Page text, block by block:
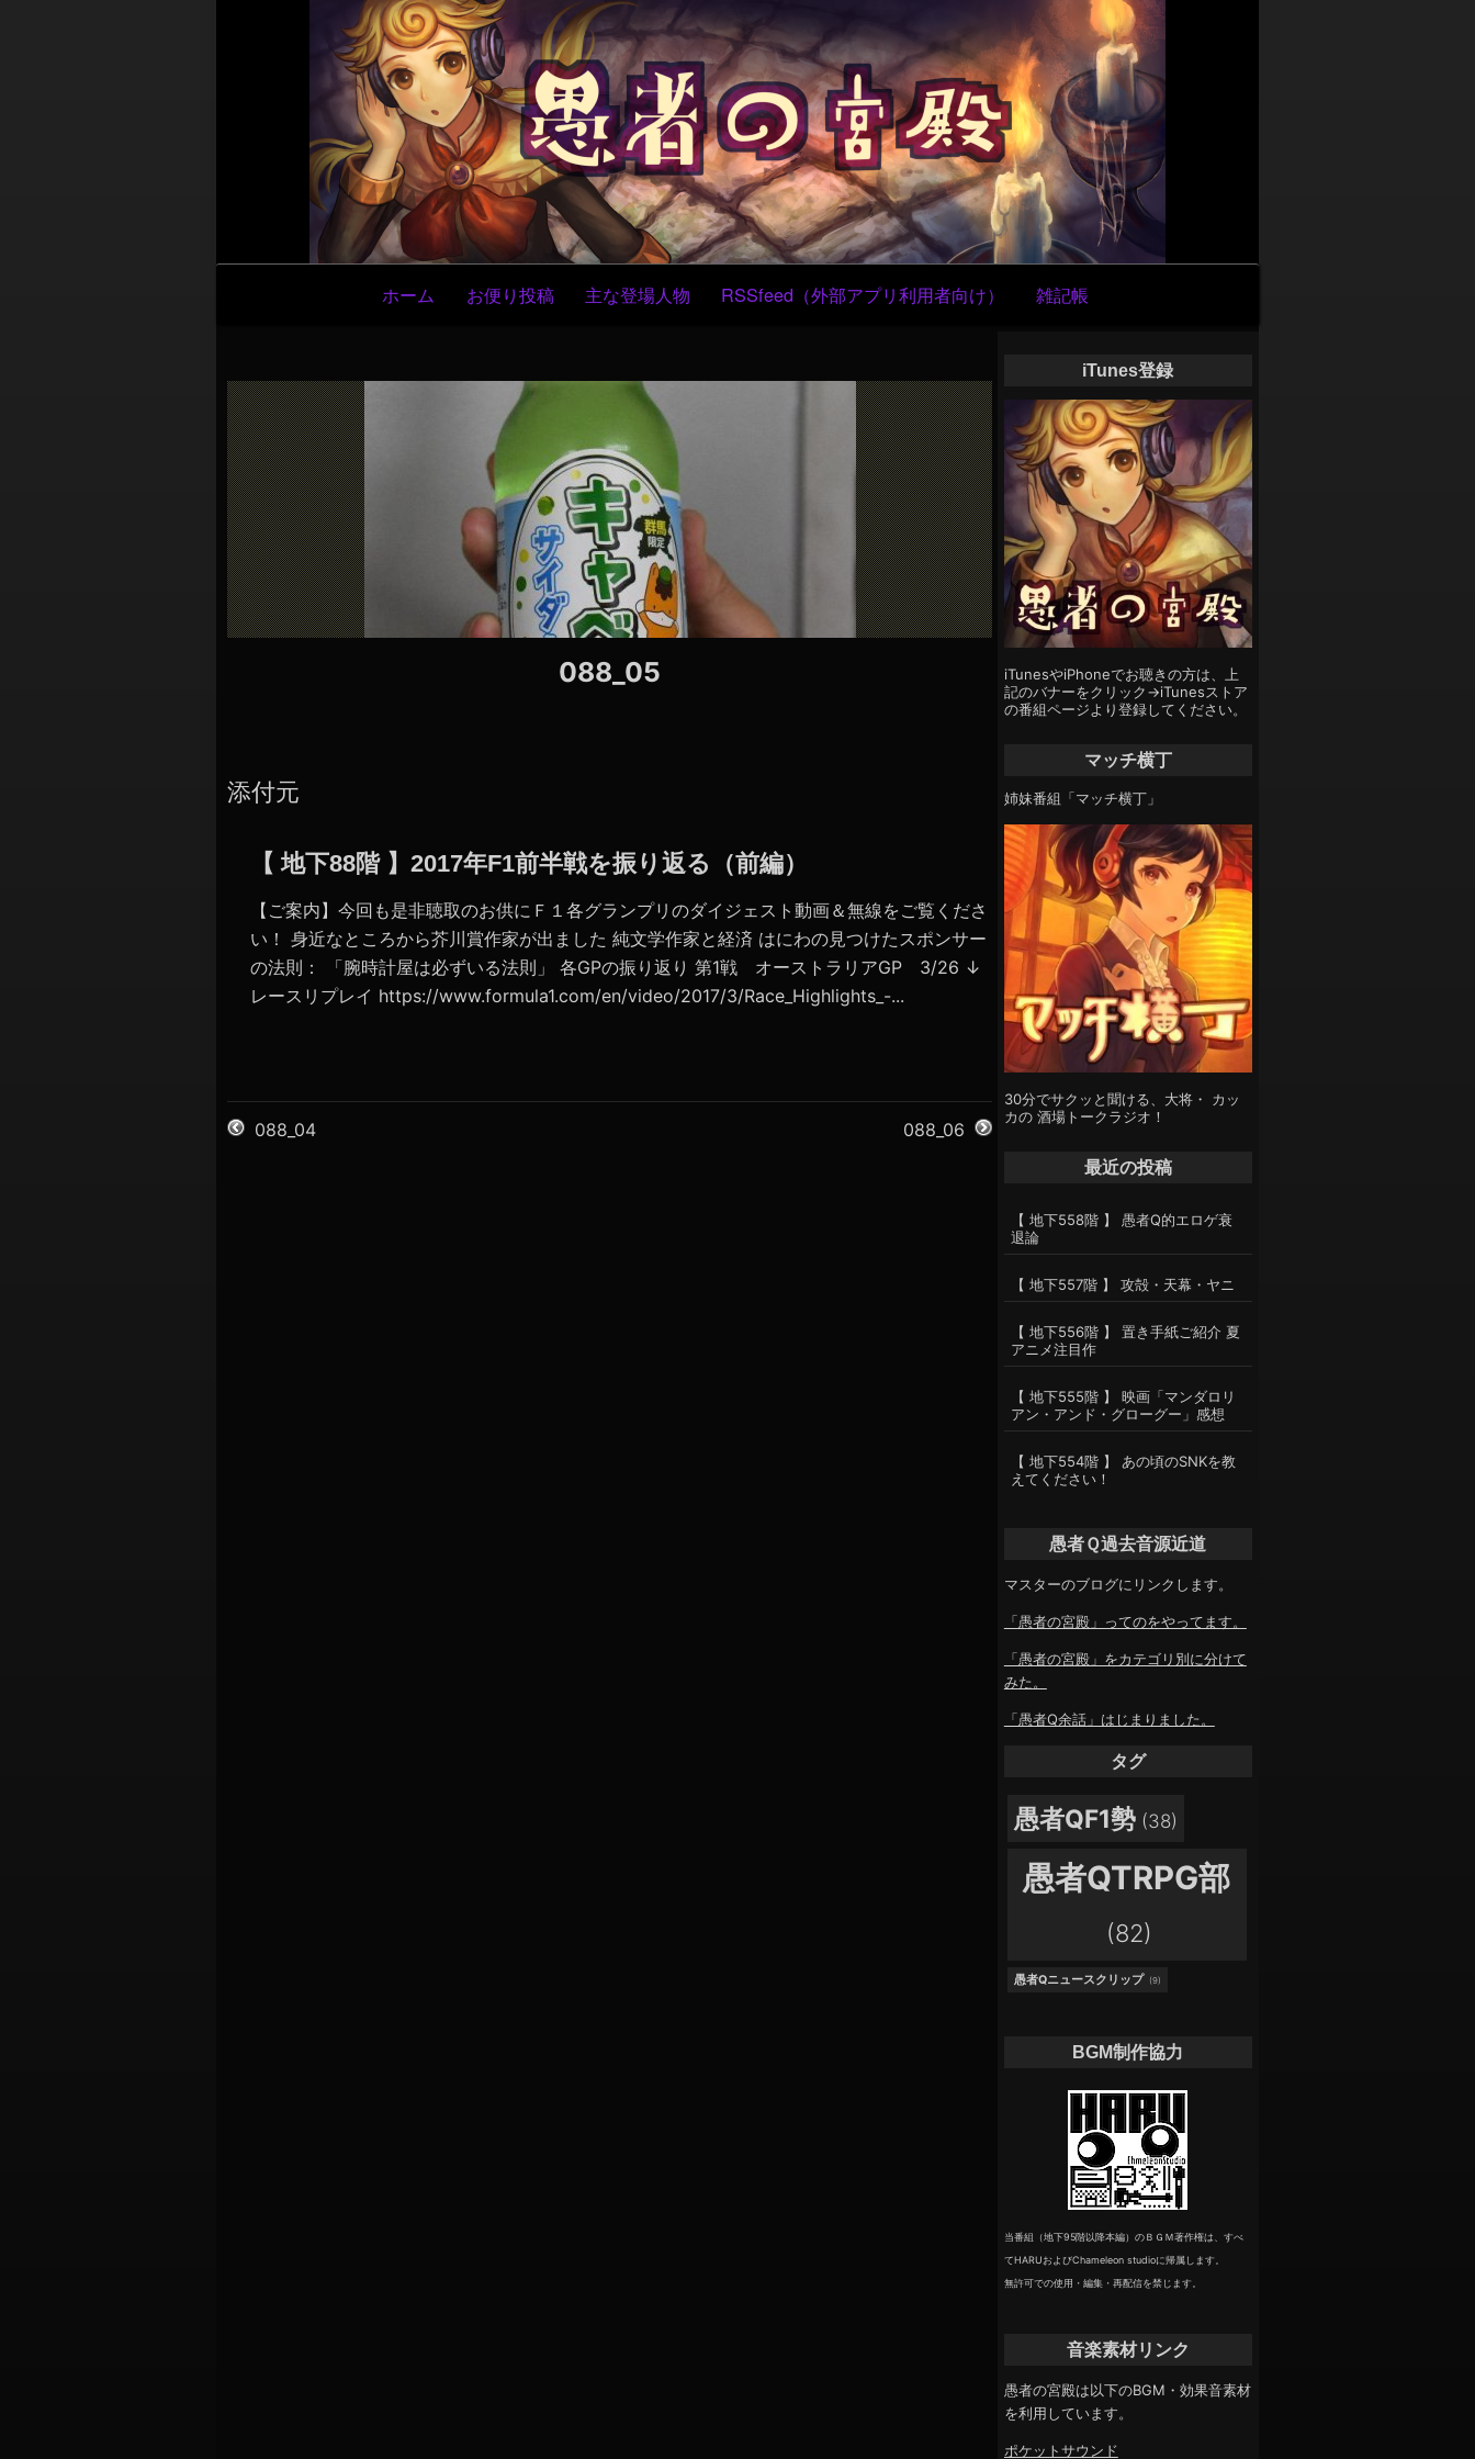
ン
テ
ン
ツ
へ
ス
キ
ッ
プ
ナ
ビ
ゲ
ー
シ
ョ
ン
ホーム お便り投稿 主な登場人物 RSSfeed（外部アプリ利用者向け） 雑記帳
088_05
添付元
【 地下88階 】2017年F1前半戦を振り返る（前編）
【ご案内】今回も是非聴取のお供にＦ１各グランプリのダイジェスト動画＆無線をご覧くださ
い！ 身近なところから芥川賞作家が出ました 純文学作家と経済 はにわの見つけたスポンサー
の法則： 「腕時計屋は必ずいる法則」 各GPの振り返り 第1戦 オーストラリアGP 3/26 ↓
レースリプレイ https://www.formula1.com/en/video/2017/3/Race_Highlights_-...
088_04 088_06
iTunes登録
iTunesやiPhoneでお聴きの方は、上
記のバナーをクリック→iTunesストア
の番組ページより登録してください。
マッチ横丁
姉妹番組「マッチ横丁」
30分でサクッと聞ける、大将・ カッ
カの 酒場トークラジオ！
最近の投稿
【 地下558階 】 愚者Q的エロゲ衰
退論
【 地下557階 】 攻殻・天幕・ヤニ
【 地下556階 】 置き手紙ご紹介 夏
アニメ注目作
【 地下555階 】 映画「マンダロリ
アン・アンド・グローグー」感想
【 地下554階 】 あの頃のSNKを教
えてください！
愚者Ｑ過去音源近道
マスターのブログにリンクします。
「愚者の宮殿」ってのをやってます。
「愚者の宮殿」をカテゴリ別に分けて
みた。
「愚者Q余話」はじまりました。
タグ
愚者QF1勢 (38)
愚者QTRPG部
(82)
愚者Qニュースクリップ (9)
BGM制作協力
当番組（地下95階以降本編）のＢＧＭ著作権は、すべ
てHARUおよびChameleon studioに帰属します。
無許可での使用・編集・再配信を禁じます。
音楽素材リンク
愚者の宮殿は以下のBGM・効果音素材
を利用しています。
ポケットサウンド